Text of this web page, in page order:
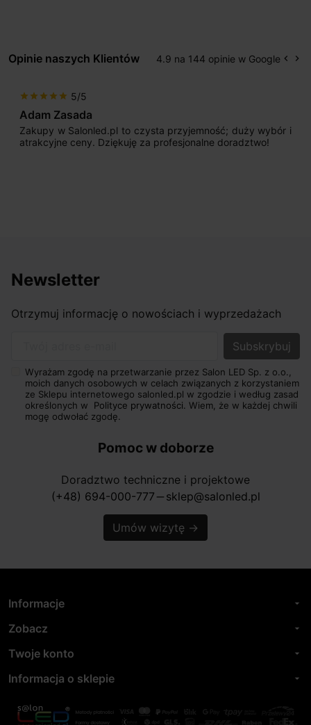
Opinie naszych Klientów 4.9 na 144 opinie w Google keyboard_arrow_left keyboard_arrow_right
star star star star star 5/5
Max777
Jestem bardzo zadowolony. Przede wszystkim od
początku uderzyło mnie profesjonalne podejście
Newsletter
Otrzymuj informację o nowościach i wyprzedażach
Wyrażam zgodę na przetwarzanie przez Salon LED Sp. z o.o.,
moich danych osobowych w celach związanych z korzystaniem
ze Sklepu internetowego salonled.pl w zgodzie i według zasad
określonych w Polityce prywatności. Wiem, że w każdej chwili
mogę odwołać zgodę.
Pomoc w doborze
Doradztwo techniczne i projektowe
(+48) 694-000-777 horizontal_rule sklep@salonled.pl
Umów wizytę →
Informacje arrow_drop_down
Zobacz arrow_drop_down
Twoje konto arrow_drop_down
Informacja o sklepie arrow_drop_down